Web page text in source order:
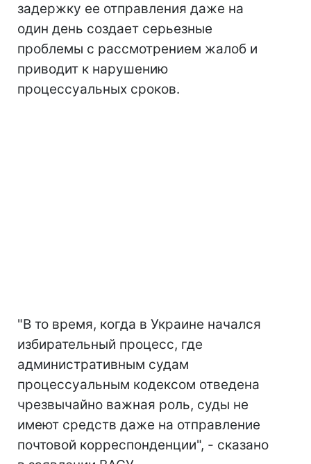
задержку ее отправления даже на
один день создает серьезные
проблемы с рассмотрением жалоб и
приводит к нарушению
процессуальных сроков.
"В то время, когда в Украине начался
избирательный процесс, где
административным судам
процессуальным кодексом отведена
чрезвычайно важная роль, суды не
имеют средств даже на отправление
почтовой корреспонденции", - сказано